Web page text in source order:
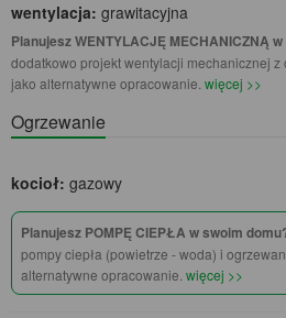
wentylacja: grawitacyjna
Planujesz WENTYLACJĘ MECHANICZNĄ
dodatkowo projekt wentylacji mechanicznej z
jako alternatywne opracowanie. więcej >>
Ogrzewanie
kocioł: gazowy
Planujesz POMPĘ CIEPŁA w swoim
pompy ciepła (powietrze - woda) i
alternatywne opracowanie. więcej >>